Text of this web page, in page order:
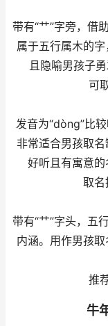
带有“艹”字旁，借
属于五行属木的
且隐喻男孩子勇
可
发音为“dòng”比
非常适合男孩取
好听且有寓意的
取名
带有“艹”字头，五
内涵。用作男孩
推
牛